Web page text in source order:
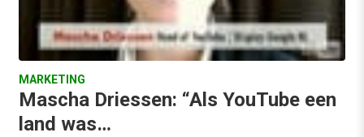
MARKETING
Mascha Driessen: “Als YouTube een
land was…